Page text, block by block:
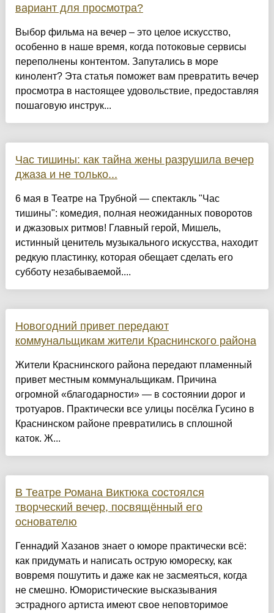
вариант для просмотра?
Выбор фильма на вечер – это целое искусство,
особенно в наше время, когда потоковые сервисы
переполнены контентом. Запутались в море
кинолент? Эта статья поможет вам превратить вечер
просмотра в настоящее удовольствие, предоставляя
пошаговую инструк...
Час тишины: как тайна жены разрушила вечер
джаза и не только...
6 мая в Театре на Трубной — спектакль "Час
тишины": комедия, полная неожиданных поворотов
и джазовых ритмов! Главный герой, Мишель,
истинный ценитель музыкального искусства, находит
редкую пластинку, которая обещает сделать его
субботу незабываемой....
Новогодний привет передают
коммунальщикам жители Краснинского района
Жители Краснинского района передают пламенный
привет местным коммунальщикам. Причина
огромной «благодарности» — в состоянии дорог и
тротуаров. Практически все улицы посёлка Гусино в
Краснинском районе превратились в сплошной
каток. Ж...
В Театре Романа Виктюка состоялся
творческий вечер, посвящённый его
основателю
Геннадий Хазанов знает о юморе практически всё:
как придумать и написать острую юмореску, как
вовремя пошутить и даже как не засмеяться, когда
не смешно. Юмористические высказывания
эстрадного артиста имеют свое неповторимое